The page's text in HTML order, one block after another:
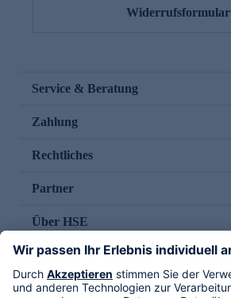
Widerrufsformular
Service & Beratung
Zahlung
Rechtliches
Partner
Über HSE
Im TV
HSE International